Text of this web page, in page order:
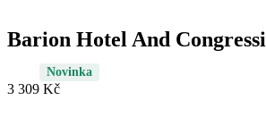
Barion Hotel And Congressi
Novinka
3 309 Kč